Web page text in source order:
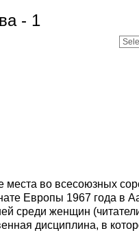
- 1
места во всесоюзных
Европы 1967 года в
среди женщин
дисциплина, в